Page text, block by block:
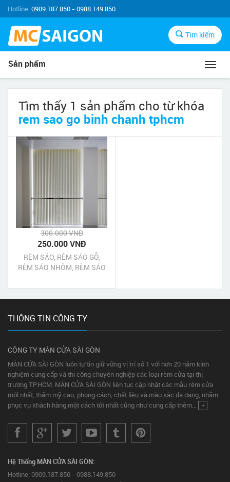
Hotline:0909.187.850 - 0988.149.850
Tìm kiếm
Sản phẩm
Tìm thấy 1 sản phẩm cho từ khóa
rem sao go binh chanh tphcm
300.000 VNĐ
250.000 VNĐ
RÈM SÁO, RÈM SÁO GỖ,
RÈM SÁO NHÔM, RÈM SÁO
THÔNG TIN CÔNG TY
CÔNG TY MÀN CỬA SÀI GÒN
MÀN CỬA SÀI GÒN luôn tự tin giữ vững vị trí số 1 với hơn 20 năm kinh
nghiệm cung cấp và thi công chuyên nghiệp các loại rèm cửa tại thị
trường TP.HCM. MÀN CỬA SÀI GÒN liên tục cập nhật các mẫu rèm cửa
mới nhất, thẩm mỹ cao, phong cách, chất liệu và màu sắc đa dạng, nhằm
phục vụ khách hàng một cách tốt nhất cũng như cung cấp thêm... +
Hệ Thống MÀN CỬA SÀI GÒN:
Hotline: 0909.187.850 - 0988.149.850